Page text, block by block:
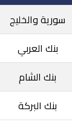
سورية والخليج
بنك العربي
بنك الشام
بنك البركة